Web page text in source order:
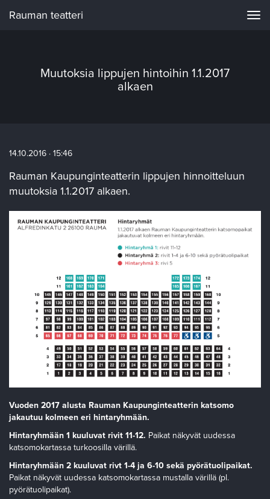
Rauman teatteri
Muutoksia lippujen hintoihin 1.1.2017
alkaen
14.10.2016 · 15:46
Rauman Kaupunginteatterin lippujen hinnoitteluun
muutoksia 1.1.2017 alkaen.
Vuoden 2017 alusta Rauman Kaupunginteatterin katsomo
jakautuu kolmeen eri hintaryhmään.
Hintaryhmään 1 kuuluvat rivit 11-12. Paikat näkyvät uudessa
katsomokartassa turkoosilla värillä.
Hintaryhmään 2 kuuluvat rivt 1-4 ja 6-10 sekä pyörätuolipaikat.
Paikat näkyvät uudessa katsomokartassa mustalla värillä (pl.
pyörätuolipaikat).